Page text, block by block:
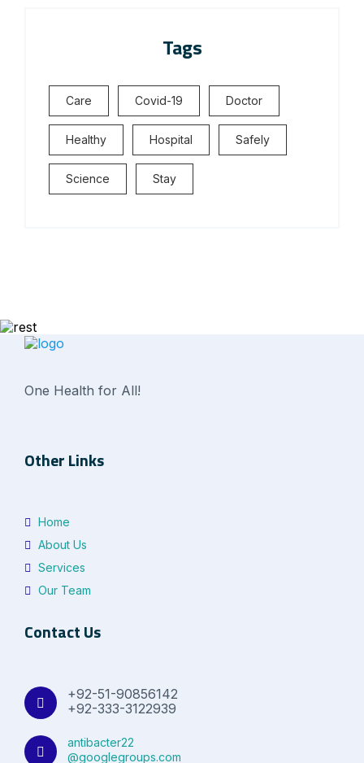
Tags
Care Covid-19 Doctor
Healthy Hospital Safely
Science Stay
One Health for All!
Other Links
Home
About Us
Services
Our Team
Contact Us
+92-51-90856142
+92-333-3122939
antibacter22
@googlegroups.com